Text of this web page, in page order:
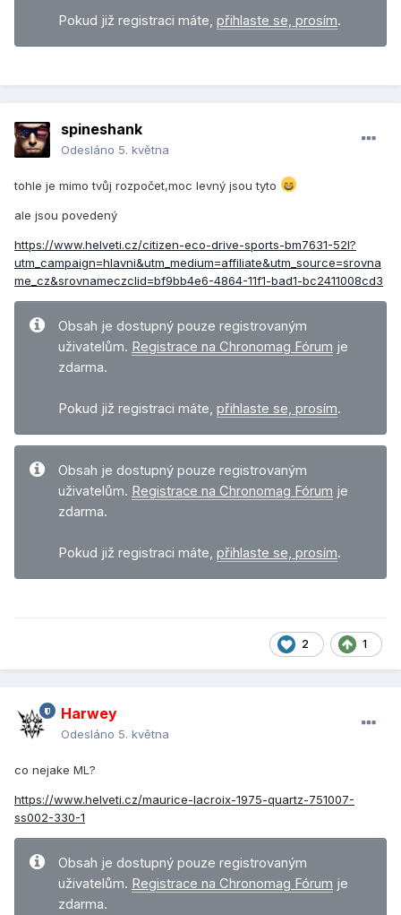
Pokud již registraci máte, přihlaste se, prosím.
spineshank
Odesláno 5. května
tohle je mimo tvůj rozpočet,moc levný jsou tyto
ale jsou povedený
https://www.helveti.cz/citizen-eco-drive-sports-bm7631-52l?
utm_campaign=hlavni&utm_medium=affiliate&utm_source=srovna
me_cz&srovnameczclid=bf9bb4e6-4864-11f1-bad1-bc2411008cd3
Obsah je dostupný pouze registrovaným
uživatelům. Registrace na Chronomag Fórum je
zdarma.
Pokud již registraci máte, přihlaste se, prosím.
Obsah je dostupný pouze registrovaným
uživatelům. Registrace na Chronomag Fórum je
zdarma.
Pokud již registraci máte, přihlaste se, prosím.
2 1
Harwey
Odesláno 5. května
co nejake ML?
https://www.helveti.cz/maurice-lacroix-1975-quartz-751007-
ss002-330-1
Obsah je dostupný pouze registrovaným
uživatelům. Registrace na Chronomag Fórum je
zdarma.